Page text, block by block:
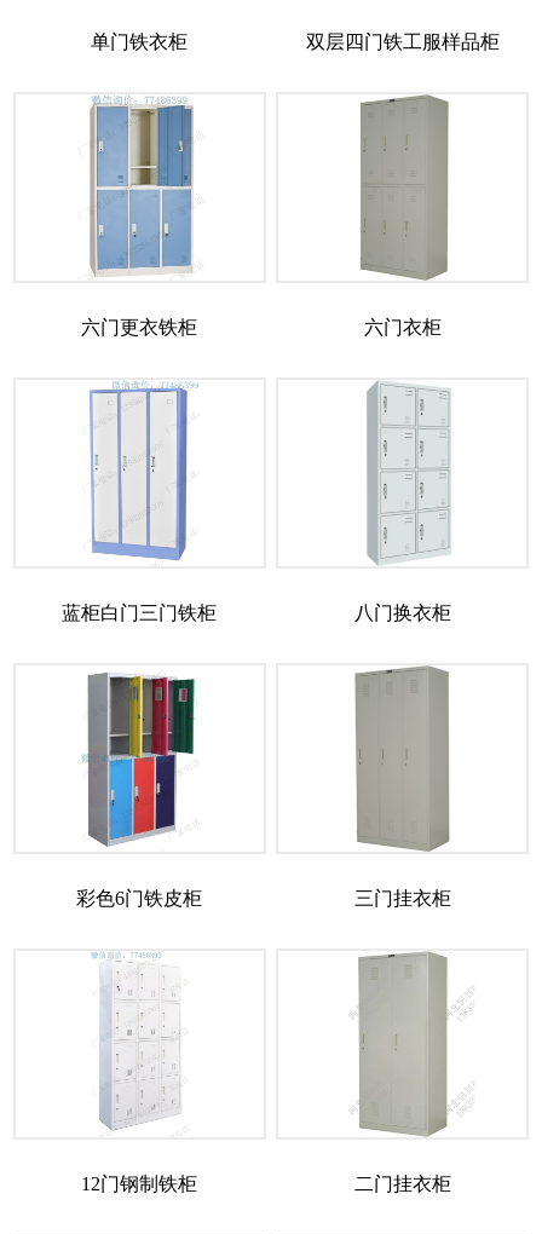
单门铁衣柜 双层四门铁工服样品柜
六门更衣铁柜 六门衣柜
蓝柜白门三门铁柜 八门换衣柜
彩色6门铁皮柜 三门挂衣柜
12门钢制铁柜 二门挂衣柜